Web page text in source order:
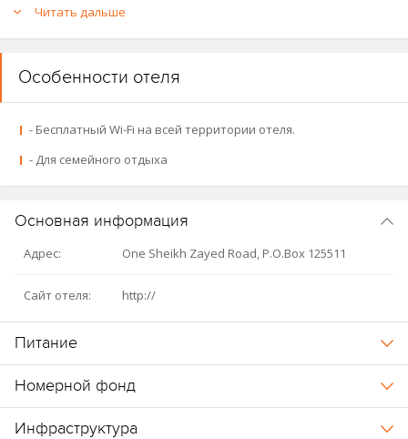
полосы Джумейры и Персидского залива. Отель находится в
Международного финансового центра Дубая, международного
Читать дальше
Особенности отеля
- Бесплатный Wi-Fi на всей территории отеля.
- Для семейного отдыха
Основная информация
Адрес: One Sheikh Zayed Road, P.O.Box 125511
Сайт отеля: http://
Питание
Номерной фонд
Инфраструктура